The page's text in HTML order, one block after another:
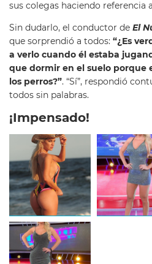
sus colegas haciendo referencia
Sin dudarlo, el conductor de El
que sorprendió a todos: “¿Es
a verlo cuando él estaba
que dormir en el suelo porque
los perros?”. “Sí”, respondió
todos sin palabras.
¡Impensado!